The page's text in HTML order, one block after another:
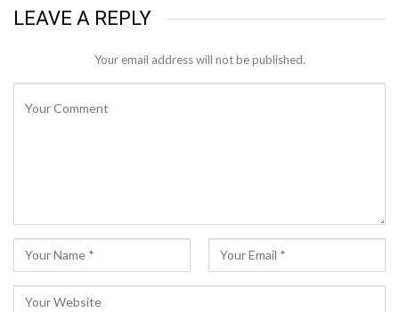
LEAVE A REPLY
Your email address will not be published.